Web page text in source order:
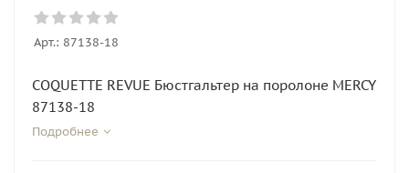
Арт.: 87138-18
COQUETTE REVUE Бюстгальтер на поролоне MERCY
87138-18
Подробнее